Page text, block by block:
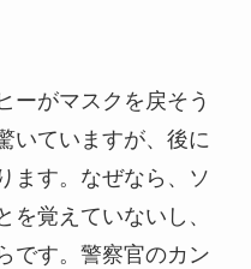
ーがマスクを戻そう
いていますが、後に
ます。なぜなら、ソ
を覚えていないし、
です。警察官のカン